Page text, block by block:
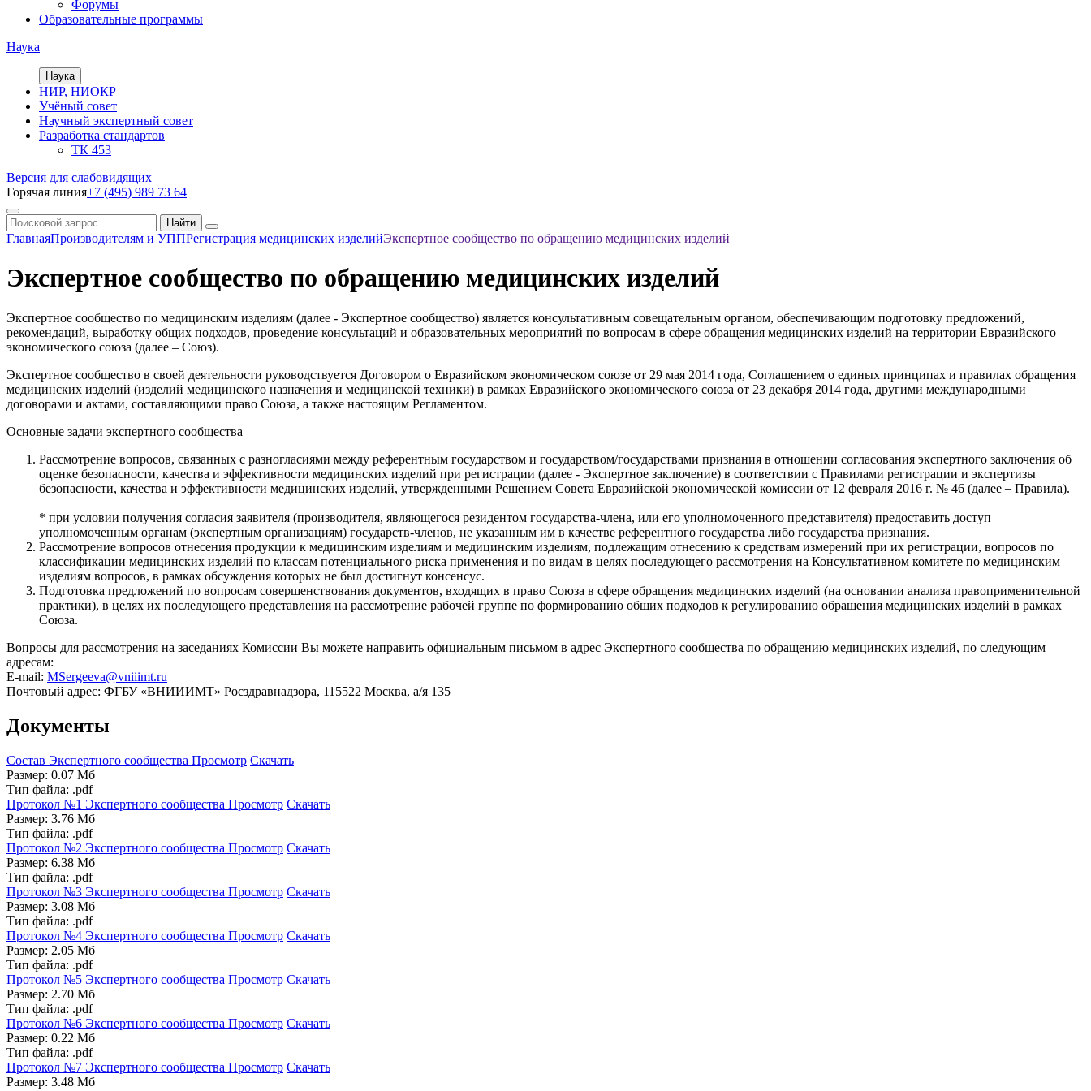
Форумы
Образовательные программы
Наука
Наука
НИР, НИОКР
Учёный совет
Научный экспертный совет
Разработка стандартов
ТК 453
Версия для слабовидящих
Горячая линия+7 (495) 989 73 64
ГлавнаяПроизводителям и УППРегистрация медицинских изделийЭкспертное сообщество по обращению медицинских изделий
Экспертное сообщество по обращению медицинских изделий
Экспертное сообщество по медицинским изделиям (далее - Экспертное сообщество) является консультативным совещательным органом, обеспечивающим подготовку предложений,
рекомендаций, выработку общих подходов, проведение консультаций и образовательных мероприятий по вопросам в сфере обращения медицинских изделий на территории Евразийского
экономического союза (далее – Союз).
Экспертное сообщество в своей деятельности руководствуется Договором о Евразийском экономическом союзе от 29 мая 2014 года, Соглашением о единых принципах и правилах обращения
медицинских изделий (изделий медицинского назначения и медицинской техники) в рамках Евразийского экономического союза от 23 декабря 2014 года, другими международными
договорами и актами, составляющими право Союза, а также настоящим Регламентом.
Основные задачи экспертного сообщества
Рассмотрение вопросов, связанных с разногласиями между референтным государством и государством/государствами признания в отношении согласования экспертного заключения об
оценке безопасности, качества и эффективности медицинских изделий при регистрации (далее - Экспертное заключение) в соответствии с Правилами регистрации и экспертизы
безопасности, качества и эффективности медицинских изделий, утвержденными Решением Совета Евразийской экономической комиссии от 12 февраля 2016 г. № 46 (далее – Правила).
* при условии получения согласия заявителя (производителя, являющегося резидентом государства-члена, или его уполномоченного представителя) предоставить доступ
уполномоченным органам (экспертным организациям) государств-членов, не указанным им в качестве референтного государства либо государства признания.
Рассмотрение вопросов отнесения продукции к медицинским изделиям и медицинским изделиям, подлежащим отнесению к средствам измерений при их регистрации, вопросов по
классификации медицинских изделий по классам потенциального риска применения и по видам в целях последующего рассмотрения на Консультативном комитете по медицинским
изделиям вопросов, в рамках обсуждения которых не был достигнут консенсус.
Подготовка предложений по вопросам совершенствования документов, входящих в право Союза в сфере обращения медицинских изделий (на основании анализа правоприменительной
практики), в целях их последующего представления на рассмотрение рабочей группе по формированию общих подходов к регулированию обращения медицинских изделий в рамках
Союза.
Вопросы для рассмотрения на заседаниях Комиссии Вы можете направить официальным письмом в адрес Экспертного сообщества по обращению медицинских изделий, по следующим
адресам:
E-mail: MSergeeva@vniiimt.ru
Почтовый адрес: ФГБУ «ВНИИИМТ» Росздравнадзора, 115522 Москва, а/я 135
Документы
Состав Экспертного сообщества Просмотр Скачать
Размер: 0.07 Мб
Тип файла: .pdf
Протокол №1 Экспертного сообщества Просмотр Скачать
Размер: 3.76 Мб
Тип файла: .pdf
Протокол №2 Экспертного сообщества Просмотр Скачать
Размер: 6.38 Мб
Тип файла: .pdf
Протокол №3 Экспертного сообщества Просмотр Скачать
Размер: 3.08 Мб
Тип файла: .pdf
Протокол №4 Экспертного сообщества Просмотр Скачать
Размер: 2.05 Мб
Тип файла: .pdf
Протокол №5 Экспертного сообщества Просмотр Скачать
Размер: 2.70 Мб
Тип файла: .pdf
Протокол №6 Экспертного сообщества Просмотр Скачать
Размер: 0.22 Мб
Тип файла: .pdf
Протокол №7 Экспертного сообщества Просмотр Скачать
Размер: 3.48 Мб